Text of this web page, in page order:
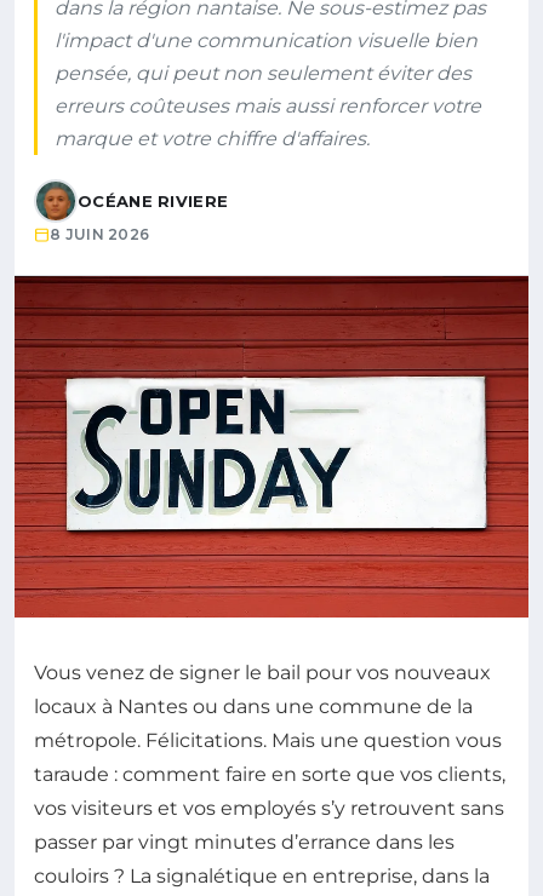
dans la région nantaise. Ne sous-estimez pas
l'impact d'une communication visuelle bien
pensée, qui peut non seulement éviter des
erreurs coûteuses mais aussi renforcer votre
marque et votre chiffre d'affaires.
OCÉANE RIVIERE
8 JUIN 2026
Vous venez de signer le bail pour vos nouveaux
locaux à Nantes ou dans une commune de la
métropole. Félicitations. Mais une question vous
taraude : comment faire en sorte que vos clients,
vos visiteurs et vos employés s’y retrouvent sans
passer par vingt minutes d’errance dans les
couloirs ? La signalétique en entreprise, dans la